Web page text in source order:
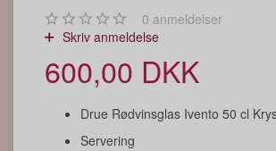
0 anmeldelser
Skriv anmeldelse
600,00 DKK
Drue Rødvinsglas Ivento 50 cl
Servering